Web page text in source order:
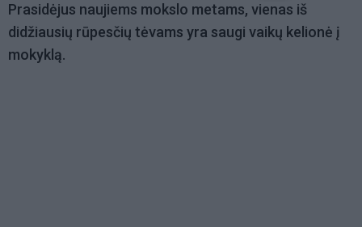
Prasidėjus naujiems mokslo metams, vienas iš
didžiausių rūpesčių tėvams yra saugi vaikų kelionė į
mokyklą.